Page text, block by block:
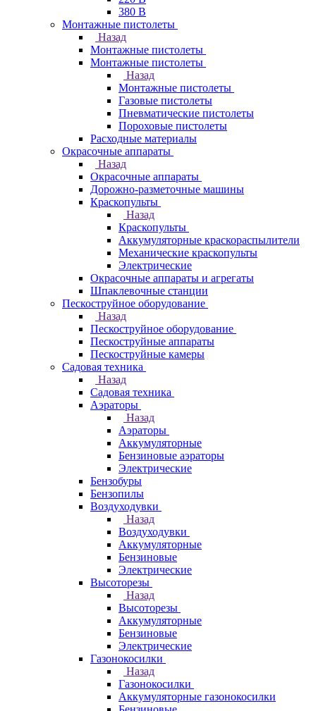
380 В
Монтажные пистолеты
Назад
Монтажные пистолеты
Монтажные пистолеты
Назад
Монтажные пистолеты
Газовые пистолеты
Пневматические пистолеты
Пороховые пистолеты
Расходные материалы
Окрасочные аппараты
Назад
Окрасочные аппараты
Дорожно-разметочные машины
Краскопульты
Назад
Краскопульты
Аккумуляторные краскораспылители
Механические краскопульты
Электрические
Окрасочные аппараты и агрегаты
Шпаклевочные станции
Пескоструйное оборудование
Назад
Пескоструйное оборудование
Пескоструйные аппараты
Пескоструйные камеры
Садовая техника
Назад
Садовая техника
Аэраторы
Назад
Аэраторы
Аккумуляторные
Бензиновые аэраторы
Электрические
Бензобуры
Бензопилы
Воздуходувки
Назад
Воздуходувки
Аккумуляторные
Бензиновые
Электрические
Высоторезы
Назад
Высоторезы
Аккумуляторные
Бензиновые
Электрические
Газонокосилки
Назад
Газонокосилки
Аккумуляторные газонокосилки